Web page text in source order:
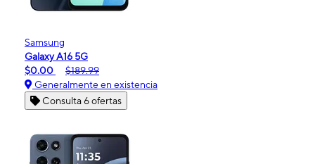
Samsung
Galaxy A16 5G
$0.00
$189.99
Generalmente en existencia
Consulta 6 ofertas